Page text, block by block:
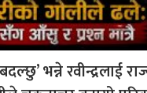
भन्ने रवीन्द्रलाई